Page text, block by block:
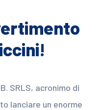
SRLS, acronimo di
lanciare un enorme